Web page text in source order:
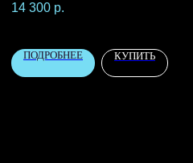
14 300 р.
ПОДРОБНЕЕ КУПИТЬ